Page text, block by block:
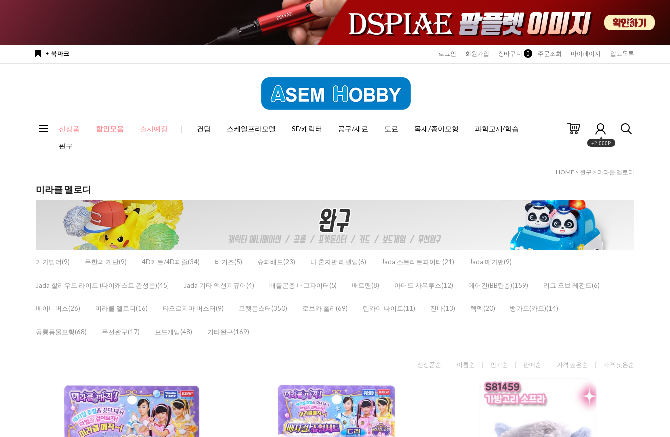
+ 북마크 로그인 회원가입 장바구니 0 주문조회 마이페이지 입고목록
신상품 할인모음 출시예정 건담 스케일프라모델 SF/캐릭터 공구/재료 도료 목재/종이모형 과학교재/학습
완구 +2,000P
HOME > 완구 > 미라클 멜로디
미라클 멜로디
기가빌더(9) 무한의 계단(9) 4D키트/4D퍼즐(34) 비기즈(5) 슈퍼배드(23) 나 혼자만 레벨업(6) Jada 스트리트파이터(21) Jada 메가맨(9)
Jada 할리우드 라이드 (다이캐스트 완성품)(45) Jada 기타 액션피규어(4) 배틀곤충 버그파이터(5) 배트맨(8) 아머드 사우루스(12) 에어건(BB탄총)(159) 리그 오브 레전드(6)
베이비버스(26) 미라클 멜로디(16) 타오르지마 버스터(9) 포켓몬스터(350) 로보카 폴리(69) 텐카이 나이트(11) 진바(13) 텍덱(20) 뱅가드(카드)(14)
공룡동물모형(68) 무선완구(17) 보드게임(48) 기타완구(169)
신상품순 이름순 인기순 판매순 가격 높은순 가격 낮은순